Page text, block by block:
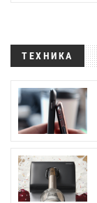
ТЕХНИКА